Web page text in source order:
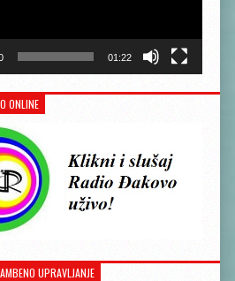
01:22
ONLINE
UPRAVLJANJE